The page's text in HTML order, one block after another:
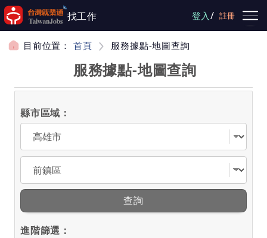
跳到主要內容
找工作 登入/ 註冊
目前位置： 首頁 服務據點-地圖查詢
服務據點-地圖查詢
縣市區域：
選擇縣市
選擇區域
查詢
進階篩選：